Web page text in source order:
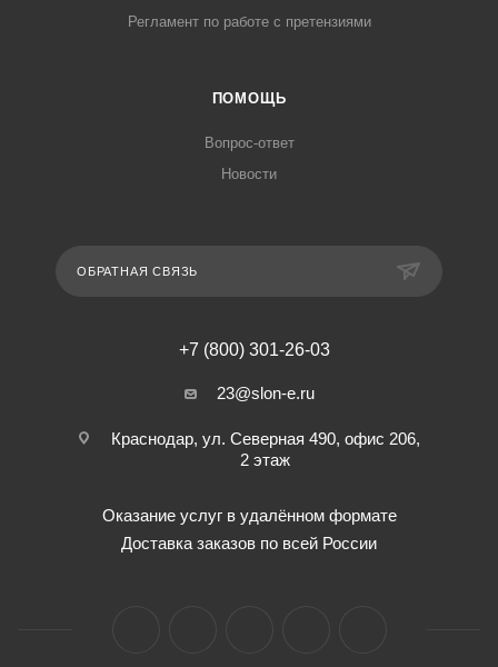
Регламент по работе с претензиями
ПОМОЩЬ
Вопрос-ответ
Новости
ОБРАТНАЯ СВЯЗЬ
+7 (800) 301-26-03
23@slon-e.ru
Краснодар, ул. Северная 490, офис 206,
2 этаж
Оказание услуг в удалённом формате
Доставка заказов по всей России